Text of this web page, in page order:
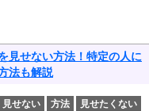
見せない方法！特定の人に
法も解説
見せない 方法 見せたくない